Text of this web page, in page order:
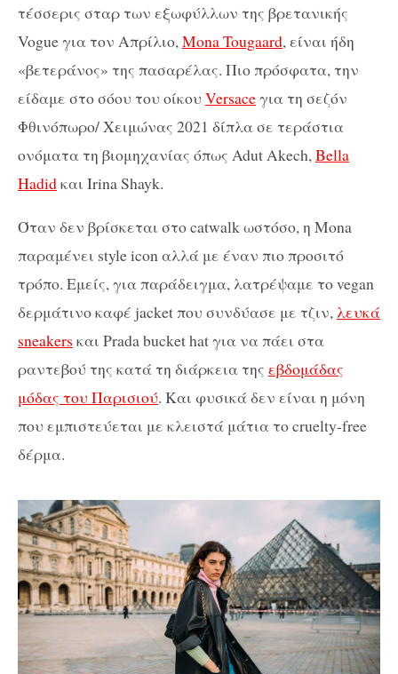
τέσσερις σταρ των εξωφύλλων της βρετανικής
Vogue για τον Απρίλιο, Mona Tougaard, είναι ήδη
«βετεράνος» της πασαρέλας. Πιο πρόσφατα, την
είδαμε στο σόου του οίκου Versaceγια τη σεζόν
Φθινόπωρο/ Χειμώνας 2021 δίπλα σε τεράστια
ονόματα τη βιομηχανίας όπως Adut Akech, Bella
Hadidκαι Irina Shayk.
Όταν δεν βρίσκεται στο catwalk ωστόσο, η Μona
παραμένει style icon αλλά με έναν πιο προσιτό
τρόπο. Εμείς, για παράδειγμα, λατρέψαμε το vegan
δερμάτινο καφέ jacket που συνδύασε με τζιν, λευκά
sneakers και Prada bucket hat για να πάει στα
ραντεβού της κατά τη διάρκεια της εβδομάδας
μόδας του Παρισιού. Και φυσικά δεν είναι η μόνη
που εμπιστεύεται με κλειστά μάτια το cruelty-free
δέρμα.